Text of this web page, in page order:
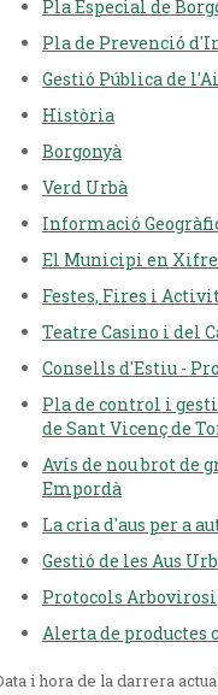
Pla Especial de
Pla de Prevenció
Gestió Pública de
Història
Borgonyà
Verd Urbà
Informació
El Municipi en Xifre
Festes, Fires i
Teatre Casino i del
Consells d'Estiu -
Pla de control i
de Sant Vicenç de
Avís de nou brot de
Empordà
La cria d'aus per a
Gestió de les Aus
Protocols Arbovirosi
Alerta de productes
i hora de la darrera